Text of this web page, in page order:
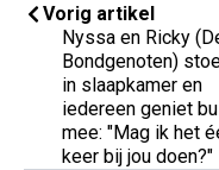
Vorig artikel
Nyssa en Ricky
Bondgenoten)
in slaapkamer en
iedereen geniet
mee: "Mag ik het
keer bij jou doen?"